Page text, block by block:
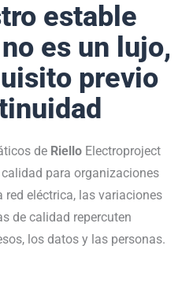
estable
es un lujo,
previo
de Riello Electroproject
para organizaciones
red eléctrica, las variaciones
de calidad repercuten
los datos y las personas.